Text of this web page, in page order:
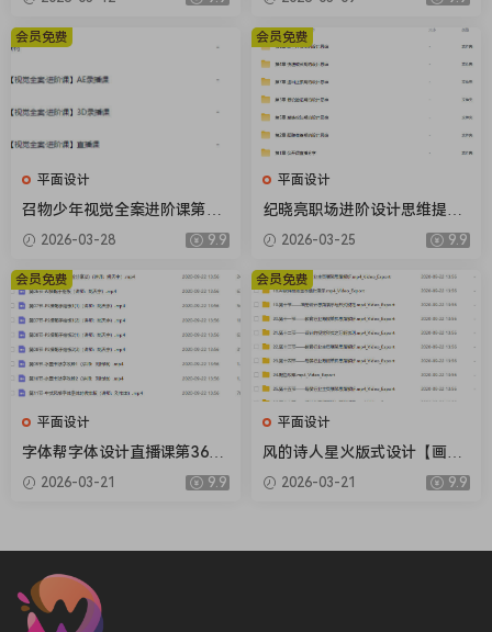
平面设计
召物少年视觉全案进阶课第14
期2026【画质高清有素材】
2026-03-28 9.9
会员免费
平面设计
纪晓亮职场进阶设计思维提升
三十六计【画质不错只有视
2026-03-25 9.9
会员免费
平面设计
字体帮字体设计直播课第36期
刘兵克【画质不错有素材】
2026-03-21 9.9
会员免费
平面设计
风的诗人星火版式设计【画质
还行有部分素材】
2026-03-21 9.9
会员免费